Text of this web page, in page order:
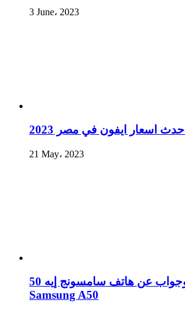
3 June، 2023
احدث اسعار ايفون في مصر 2023
21 May، 2023
سؤال وجواب عن هاتف سامسونج إيه 50 –
Samsung A50